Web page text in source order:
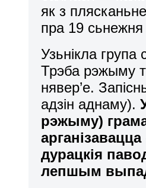
як з
пра 19 сьнежня
Узьнікла
Трэба рэжыму
нявер’е.
адзін аднаму).
рэжыму)
дурацкія
лепшым